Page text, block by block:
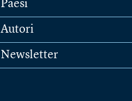
Paesi
Autori
Newsletter